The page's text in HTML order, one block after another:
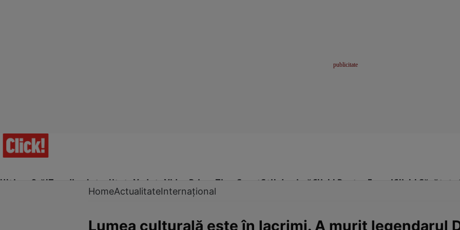
Ultima Oră!Trending Actualitate Vedete Video Prime Time SportStil de viațăClick! Pentru FemeiClick! Sănătate
HomeActualitateInternațional
Lumea culturală este în lacrimi. A murit legendarul